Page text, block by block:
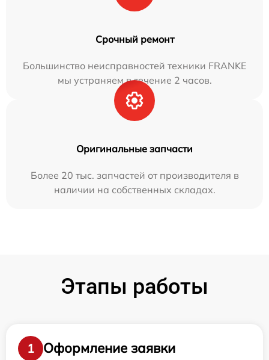
Срочный ремонт
Большинство неисправностей техники FRANKE
мы устраняем в течение 2 часов.
Оригинальные запчасти
Более 20 тыс. запчастей от производителя в
наличии на собственных складах.
Этапы работы
1
Оформление заявки